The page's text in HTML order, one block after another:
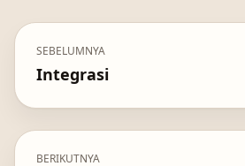
SEBELUMNYA
Integrasi
BERIKUTNYA